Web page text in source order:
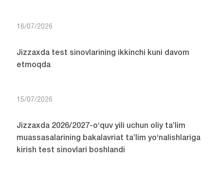
16/07/2026
Jizzaxda test sinovlarining ikkinchi kuni davom
etmoqda
15/07/2026
Jizzaxda 2026/2027-o‘quv yili uchun oliy ta’lim
muassasalarining bakalavriat ta’lim yo‘nalishlariga
kirish test sinovlari boshlandi